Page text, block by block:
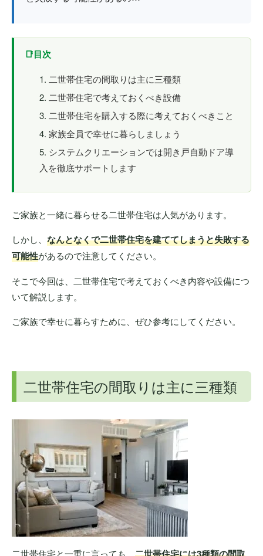
目次
二世帯住宅の間取りは主に三種類
二世帯住宅で考えておくべき設備
二世帯住宅を購入する際に考えておくべきこと
家族全員で幸せに暮らしましょう
システムクリエーションでは開き戸自動ドア導
入を徹底サポートします
ご家族と一緒に暮らせる二世帯住宅は人気があります。
しかし、 なんとなくで二世帯住宅を建ててしまうと失敗する
可能性があるので注意してください。
そこで今回は、二世帯住宅で考えておくべき内容や設備につ
いて解説します。
ご家族で幸せに暮らすために、ぜひ参考にしてください。
二世帯住宅の間取りは主に三種類
二世帯住宅と一重に言っても、